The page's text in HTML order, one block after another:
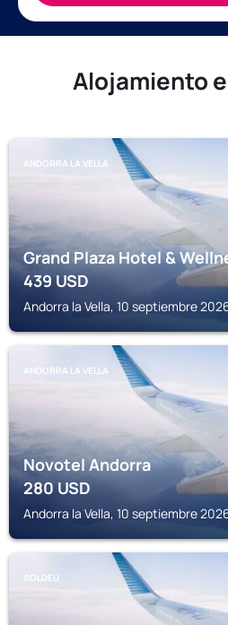
Alojamiento
ANDORRA LA VELLA
Grand Plaza Hotel &
439USD
Andorra la Vella, 10 septiembre
ANDORRA LA VELLA
Novotel Andorra
280USD
Andorra la Vella, 10 septiembre
SOLDEU